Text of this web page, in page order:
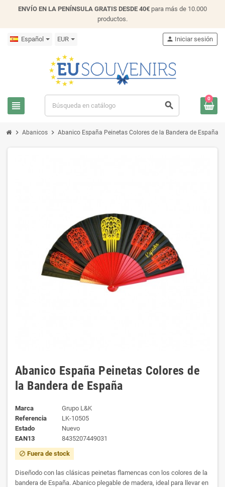
ENVÍO EN LA PENÍNSULA GRATIS DESDE 40€ para más de 10.000
productos.
Español EUR
view_headline search
person Iniciar sesión
0
chevron_right Abanicos chevron_right Abanico España Peinetas Colores de la Bandera de España
Abanico España Peinetas Colores de
la Bandera de España
Marca
Grupo L&K
Referencia
LK-10505
Estado
Nuevo
EAN13
8435207449031
block Fuera de stock
Diseñodo con las clásicas peinetas flamencas con los colores de la
bandera de España. Abanico plegable de madera, ideal para llevar en